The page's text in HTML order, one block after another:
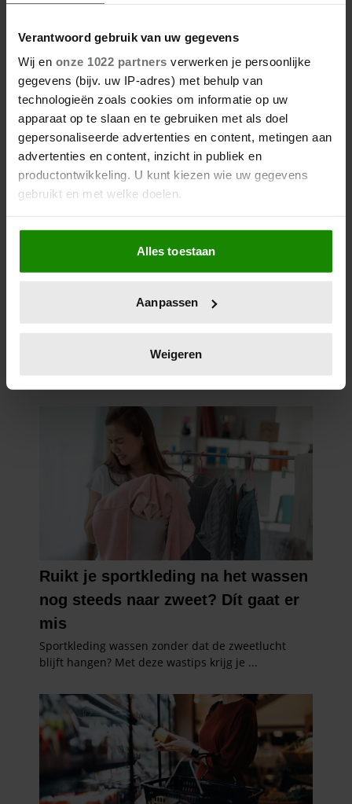
Verantwoord gebruik van uw gegevens
Wij en onze 1022 partners verwerken je persoonlijke
gegevens (bijv. uw IP-adres) met behulp van
technologieën zoals cookies om informatie op uw
apparaat op te slaan en te gebruiken met als doel
gepersonaliseerde advertenties en content, metingen aan
advertenties en content, inzicht in publiek en
productontwikkeling. U kunt kiezen wie uw gegevens
gebruikt en met welke doelen.
Als u het toestaat, willen we ook graag:
Informatie verzamelen over uw geografische
locatie, die tot een paar meter nauwkeurig kan zijn
scannen op specifieke eigenschappen (fingerprinting)
verwerkt en stel uw voorkeuren in het
intrekken in de Cookieverklaring.
We gebruiken cookies om content en advertenties te
personaliseren, om functies voor social media te bieden
en om ons websiteverkeer te analyseren. Ook delen we
informatie over uw gebruik van onze site met onze
partners voor social media, adverteren en analyse. Deze
partners kunnen deze gegevens combineren met andere
informatie die u aan ze heeft verstrekt of die ze hebben
verzameld op basis van uw gebruik van hun services. U
gaat akkoord met onze cookies als u onze website blijft
gebruiken.
Alles toestaan
Aanpassen
Weigeren
kosten)
Dit is wat slecht slapen écht met
je doet